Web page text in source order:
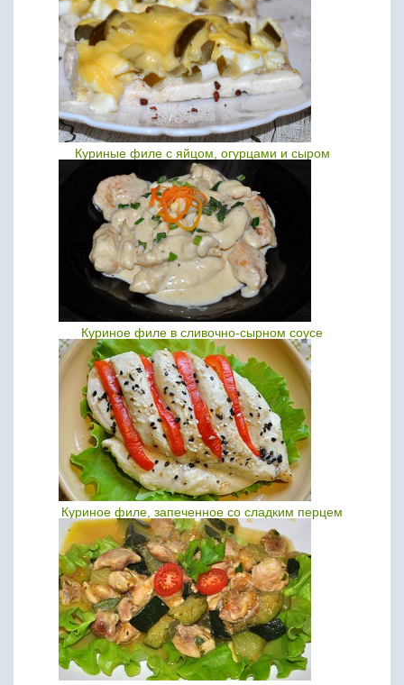
Куриные филе с яйцом, огурцами и сыром
Куриное филе в сливочно-сырном соусе
Куриное филе, запеченное со сладким перцем